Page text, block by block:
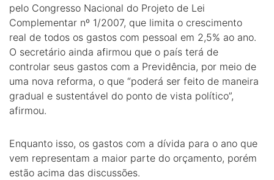
pelo Congresso Nacional do Projeto de Lei
Complementar nº 1/2007, que limita o crescimento
real de todos os gastos com pessoal em 2,5% ao ano.
O secretário ainda afirmou que o país terá de
controlar seus gastos com a Previdência, por meio de
uma nova reforma, o que “poderá ser feito de maneira
gradual e sustentável do ponto de vista político”,
afirmou.
Enquanto isso, os gastos com a dívida para o ano que
vem representam a maior parte do orçamento, porém
estão acima das discussões.